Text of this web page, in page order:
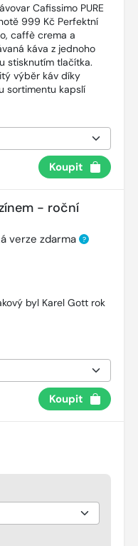
Cafissimo PURE
999 Kč Perfektní
caffè crema a
káva z jednoho
stisknutím tlačítka.
výběr káv díky
sortimentu kapslí
Koupit
- roční
verze zdarma ?
byl Karel Gott rok
Koupit